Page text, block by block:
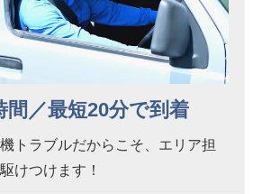
間／最短20分で到着
トラブルだからこそ、エリア担
けつけます！